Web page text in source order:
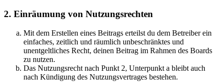
2. Einräumung von Nutzungsrechten
Mit dem Erstellen eines Beitrags erteilst du dem Betreiber ein
einfaches, zeitlich und räumlich unbeschränktes und
unentgeltliches Recht, deinen Beitrag im Rahmen des Boards
zu nutzen.
Das Nutzungsrecht nach Punkt 2, Unterpunkt a bleibt auch
nach Kündigung des Nutzungsvertrages bestehen.